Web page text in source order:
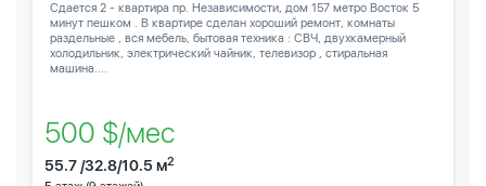
Сдается 2 - квартира пр. Независимости, дом 157 метро Восток 5
минут пешком . В квартире сделан хороший ремонт, комнаты
раздельные , вся мебель, бытовая техника : СВЧ, двухкамерный
холодильник, электрический чайник, телевизор , стиральная
машина....
500 $/мес
55.7 /32.8/10.5 м2